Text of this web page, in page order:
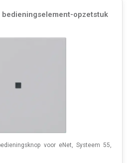
bedieningselement-opzetstuk
voor eNet, Systeem 55,